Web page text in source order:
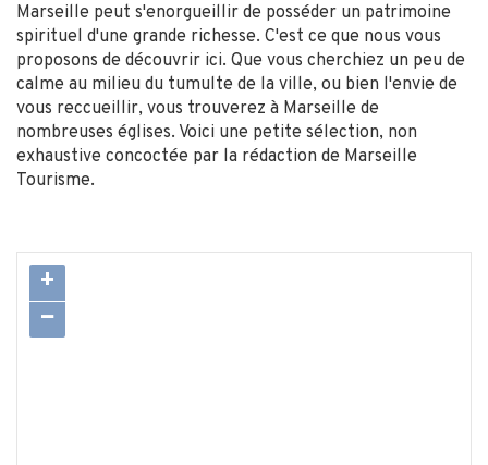
Marseille peut s'enorgueillir de posséder un patrimoine
spirituel d'une grande richesse. C'est ce que nous vous
proposons de découvrir ici. Que vous cherchiez un peu de
calme au milieu du tumulte de la ville, ou bien l'envie de
vous reccueillir, vous trouverez à Marseille de
nombreuses églises. Voici une petite sélection, non
exhaustive concoctée par la rédaction de Marseille
Tourisme.
+
−